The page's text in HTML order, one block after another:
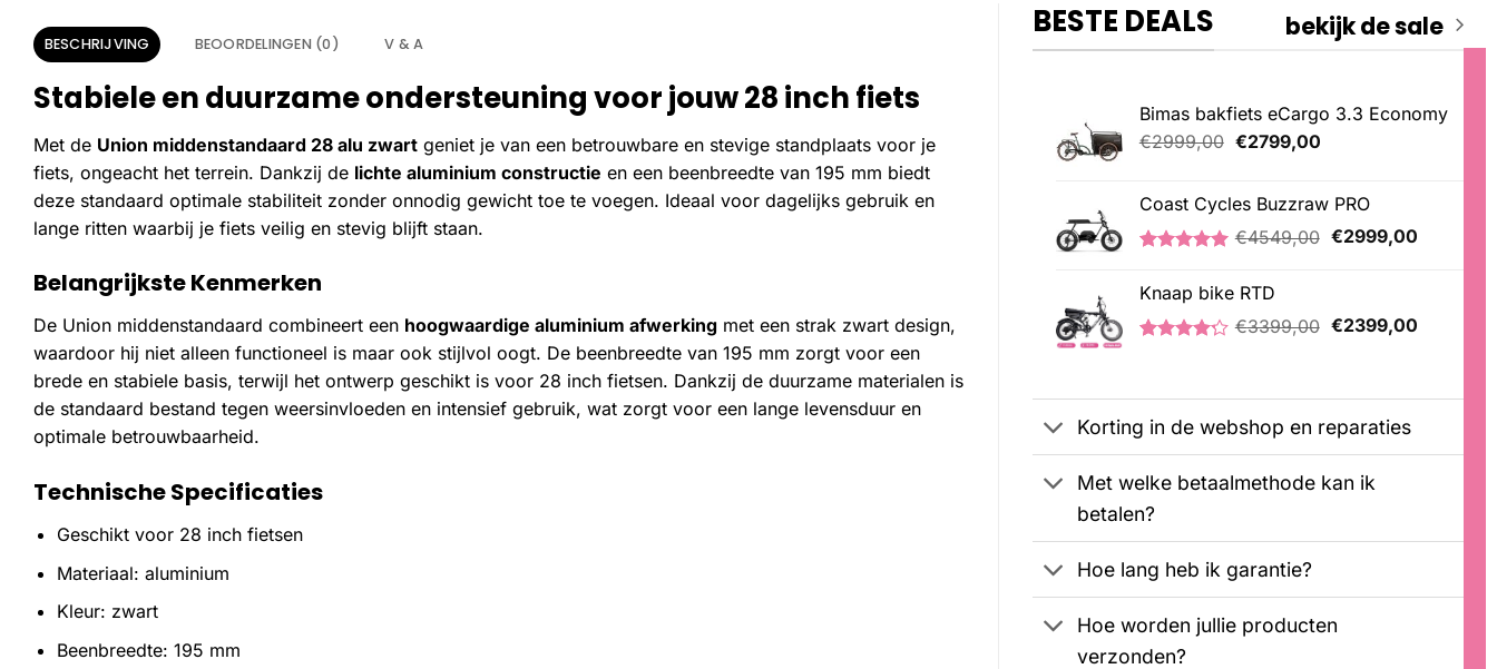
BESCHRIJVING BEOORDELINGEN (0) V & A
Stabiele en duurzame ondersteuning voor jouw 28 inch fiets
Met de Union middenstandaard 28 alu zwart geniet je van een betrouwbare en stevige standplaats voor je
fiets, ongeacht het terrein. Dankzij de lichte aluminium constructie en een beenbreedte van 195 mm biedt
deze standaard optimale stabiliteit zonder onnodig gewicht toe te voegen. Ideaal voor dagelijks gebruik en
lange ritten waarbij je fiets veilig en stevig blijft staan.
Belangrijkste Kenmerken
De Union middenstandaard combineert een hoogwaardige aluminium afwerking met een strak zwart design,
waardoor hij niet alleen functioneel is maar ook stijlvol oogt. De beenbreedte van 195 mm zorgt voor een
brede en stabiele basis, terwijl het ontwerp geschikt is voor 28 inch fietsen. Dankzij de duurzame materialen is
de standaard bestand tegen weersinvloeden en intensief gebruik, wat zorgt voor een lange levensduur en
optimale betrouwbaarheid.
Technische Specificaties
Geschikt voor 28 inch fietsen
Materiaal: aluminium
Kleur: zwart
Beenbreedte: 195 mm
BESTE DEALS bekijk de sale
Bimas bakfiets eCargo 3.3 Economy
€2999,00 Oorspronkelijke
€2999,00.
€2799,00Huidige
€2799,00.
Coast Cycles Buzzraw PRO
5.00
op 5
gebaseerd
op
klantbeoordeling
€4549,00 Oorspronkelijke
€2999,00Huidige
Knaap bike RTD
klantbeoordelingen
€3399,00 Oorspronkelijke
€2399,00Huidige
Korting in de webshop en reparaties
Met welke betaalmethode kan ik
betalen?
Hoe lang heb ik garantie?
Hoe worden jullie producten
verzonden?